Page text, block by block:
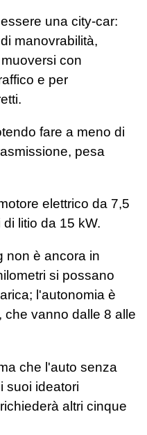
una city-car:
manovrabilità,
con
e per
fare a meno di
pesa
elettrico da 7,5
litio da 15 kW.
non è ancora in
si possano
l'autonomia è
che vanno dalle 8 alle
che l'auto senza
suoi ideatori
altri cinque